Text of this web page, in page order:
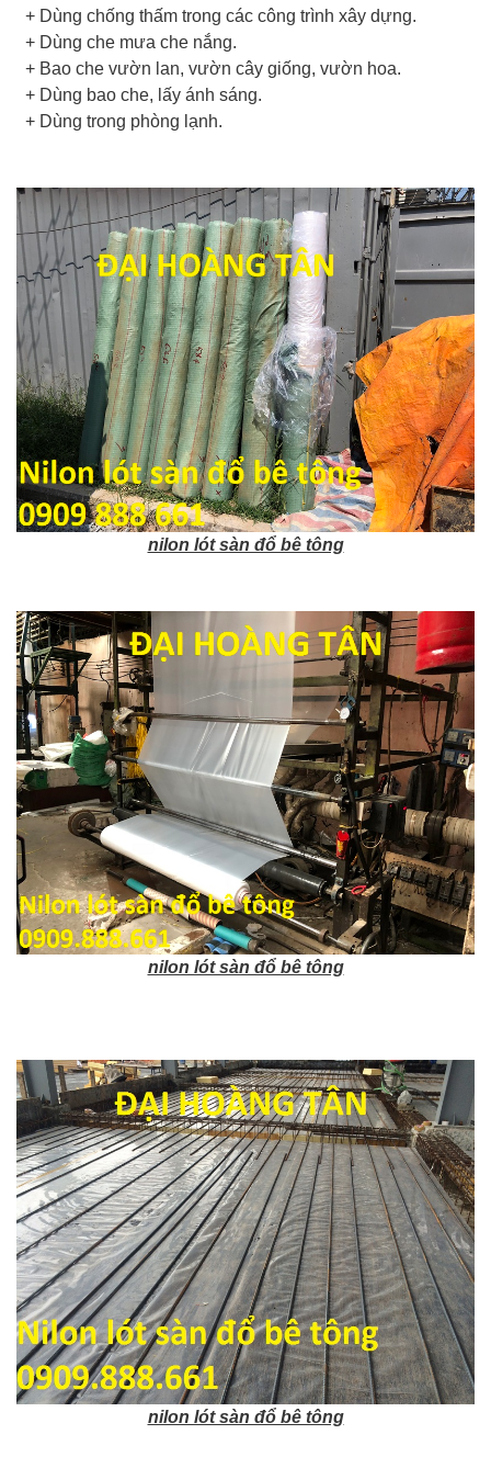
+ Dùng chống thấm trong các công trình xây dựng.
+ Dùng che mưa che nắng.
+ Bao che vườn lan, vườn cây giống, vườn hoa.
+ Dùng bao che, lấy ánh sáng.
+ Dùng trong phòng lạnh.
nilon lót sàn đổ bê tông
nilon lót sàn đổ bê tông
nilon lót sàn đổ bê tông